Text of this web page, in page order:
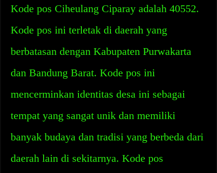
Kode pos Ciheulang Ciparay adalah 40552.
Kode pos ini terletak di daerah yang
berbatasan dengan Kabupaten Purwakarta
dan Bandung Barat. Kode pos ini
mencerminkan identitas desa ini sebagai
tempat yang sangat unik dan memiliki
banyak budaya dan tradisi yang berbeda dari
daerah lain di sekitarnya. Kode pos